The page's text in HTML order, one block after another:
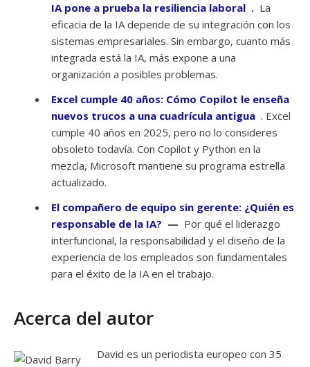
IA pone a prueba la resiliencia laboral . La
eficacia de la IA depende de su integración con los
sistemas empresariales. Sin embargo, cuanto más
integrada está la IA, más expone a una
organización a posibles problemas.
Excel cumple 40 años: Cómo Copilot le enseña
nuevos trucos a una cuadrícula antigua . Excel
cumple 40 años en 2025, pero no lo consideres
obsoleto todavía. Con Copilot y Python en la
mezcla, Microsoft mantiene su programa estrella
actualizado.
El compañero de equipo sin gerente: ¿Quién es
responsable de la IA? — Por qué el liderazgo
interfuncional, la responsabilidad y el diseño de la
experiencia de los empleados son fundamentales
para el éxito de la IA en el trabajo.
Acerca del autor
David es un periodista europeo con 35